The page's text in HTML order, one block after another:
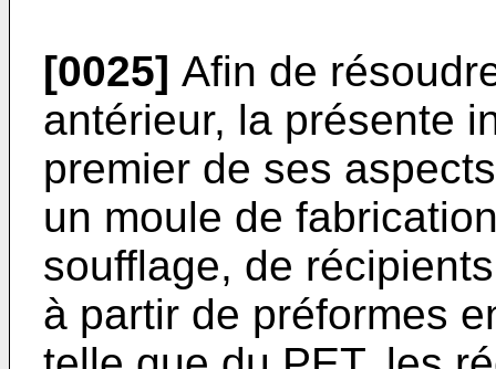
[0025] Afin de
antérieur, la présente
premier de ses
un moule de
soufflage, de
à partir de préformes